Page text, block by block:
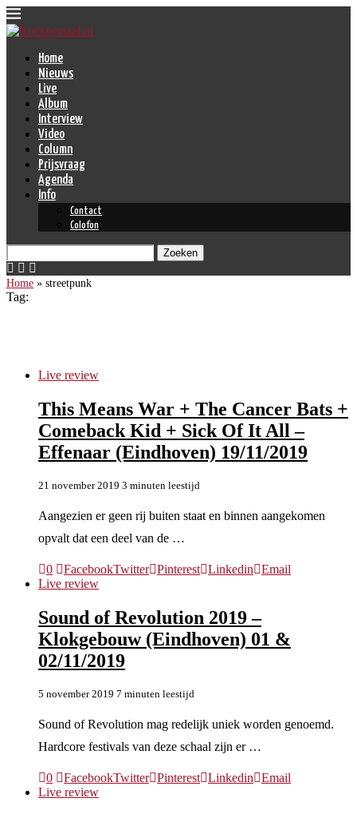
Home
Nieuws
Live
Album
Interview
Video
Column
Prijsvraag
Agenda
Info
Contact
Colofon
Zoeken
Home » streetpunk
Tag:
Live review
This Means War + The Cancer Bats +
Comeback Kid + Sick Of It All –
Effenaar (Eindhoven) 19/11/2019
21 november 2019 3 minuten leestijd
Aangezien er geen rij buiten staat en binnen aangekomen
opvalt dat een deel van de …
0 FacebookTwitter Pinterest Linkedin
Email
Live review
Sound of Revolution 2019 –
Klokgebouw (Eindhoven) 01 &
02/11/2019
5 november 2019 7 minuten leestijd
Sound of Revolution mag redelijk uniek worden genoemd.
Hardcore festivals van deze schaal zijn er …
0 FacebookTwitter Pinterest Linkedin
Email
Live review